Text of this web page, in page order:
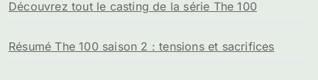
Découvrez tout le casting de la série The 100
Résumé The 100 saison 2 : tensions et sacrifices